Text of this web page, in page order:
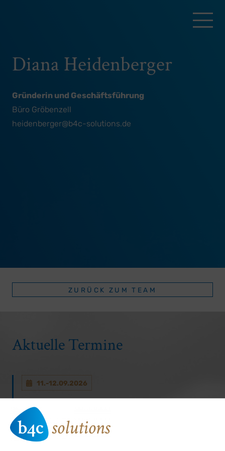
Diana Heidenberger
Gründerin und Geschäftsführung
Büro Gröbenzell
heidenberger@b4c-solutions.de
ZURÜCK ZUM TEAM
Aktuelle Termine
11.-12.09.2026
WAPPA Basiskurs Kinder-Pneumologie in Köln